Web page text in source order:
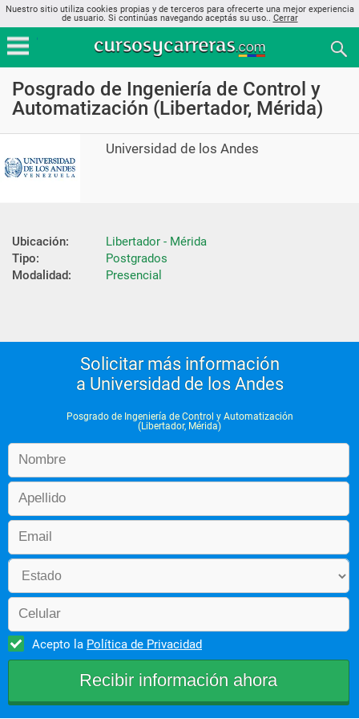
Nuestro sitio utiliza cookies propias y de terceros para ofrecerte una mejor experiencia
de usuario. Si continúas navegando aceptás su uso.. Cerrar
Posgrado de Ingeniería de Control y
Automatización (Libertador, Mérida)
Universidad de los Andes
Ubicación:
Libertador - Mérida
Tipo:
Postgrados
Modalidad:
Presencial
Solicitar más información
a Universidad de los Andes
Posgrado de Ingeniería de Control y Automatización
(Libertador, Mérida)
Acepto la Política de Privacidad